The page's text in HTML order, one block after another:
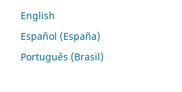
English
Español (España)
Português (Brasil)